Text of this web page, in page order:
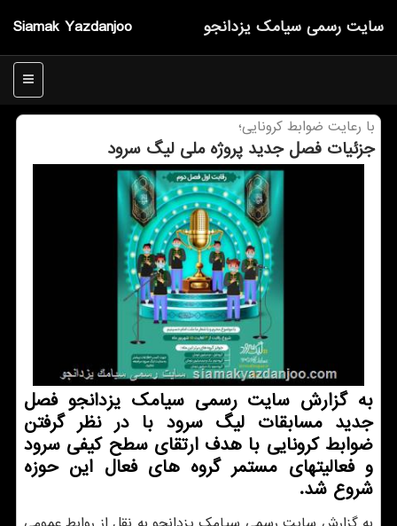
Siamak Yazdanjoo سایت رسمی سیامك یزدانجو
منو
با رعایت ضوابط كرونایی؛
جزئیات فصل جدید پروژه ملی لیگ سرود
به گزارش سایت رسمی سیامك یزدانجو فصل
جدید مسابقات لیگ سرود با در نظر گرفتن
ضوابط كرونایی با هدف ارتقای سطح كیفی سرود
و فعالیتهای مستمر گروه های فعال این حوزه
شروع شد.